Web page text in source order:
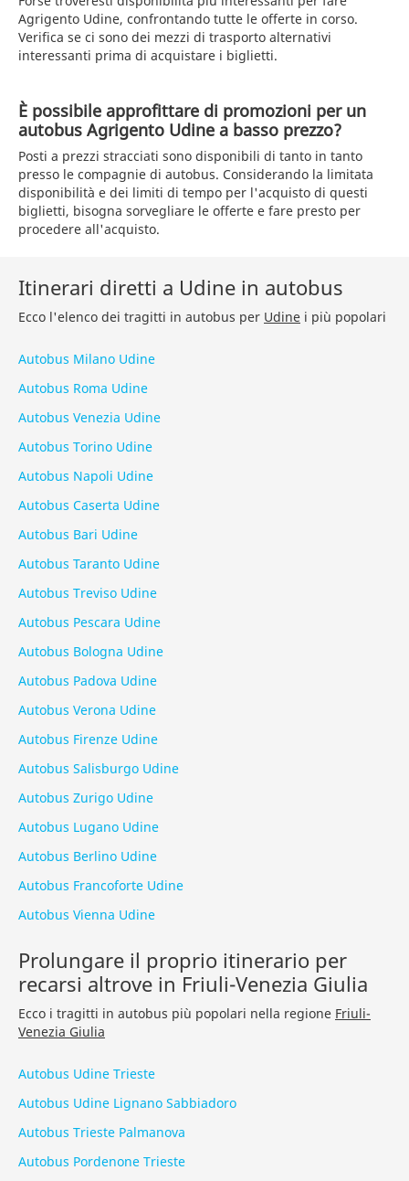
Agrigento Udine, confrontando tutte le offerte in corso.
Verifica se ci sono dei mezzi di trasporto alternativi
interessanti prima di acquistare i biglietti.
È possibile approfittare di promozioni per un
autobus Agrigento Udine a basso prezzo?
Posti a prezzi stracciati sono disponibili di tanto in tanto
presso le compagnie di autobus. Considerando la limitata
disponibilità e dei limiti di tempo per l'acquisto di questi
biglietti, bisogna sorvegliare le offerte e fare presto per
procedere all'acquisto.
Itinerari diretti a Udine in autobus
Ecco l'elenco dei tragitti in autobus per Udine i più popolari
Autobus Milano Udine
Autobus Roma Udine
Autobus Venezia Udine
Autobus Torino Udine
Autobus Napoli Udine
Autobus Caserta Udine
Autobus Bari Udine
Autobus Taranto Udine
Autobus Treviso Udine
Autobus Pescara Udine
Autobus Bologna Udine
Autobus Padova Udine
Autobus Verona Udine
Autobus Firenze Udine
Autobus Salisburgo Udine
Autobus Zurigo Udine
Autobus Lugano Udine
Autobus Berlino Udine
Autobus Francoforte Udine
Autobus Vienna Udine
Prolungare il proprio itinerario per
recarsi altrove in Friuli-Venezia Giulia
Ecco i tragitti in autobus più popolari nella regione Friuli-
Venezia Giulia
Autobus Udine Trieste
Autobus Udine Lignano Sabbiadoro
Autobus Trieste Palmanova
Autobus Pordenone Trieste